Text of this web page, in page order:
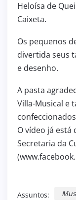
Heloísa de
Caixeta.
Os pequenos
divertida seus
e desenho.
A pasta
Villa-Musical e
O vídeo já está
Secretaria da
Assuntos: